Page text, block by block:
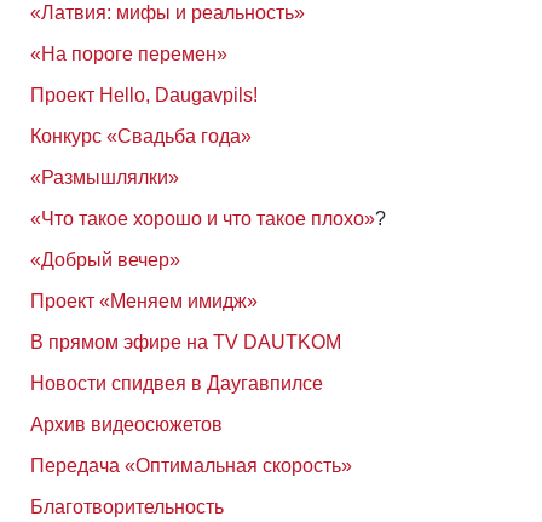
«Латвия: мифы и реальность»
«На пороге перемен»
Проект Hello, Daugavpils!
Конкурс «Свадьба года»
«Размышлялки»
«Что такое хорошо и что такое плохо»?
«Добрый вечер»
Проект «Меняем имидж»
В прямом эфире на TV DAUTKOM
Новости спидвея в Даугавпилсе
Архив видеосюжетов
Передача «Оптимальная скорость»
Благотворительность